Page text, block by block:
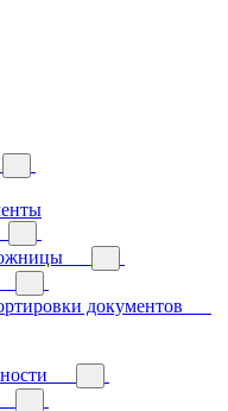
документов